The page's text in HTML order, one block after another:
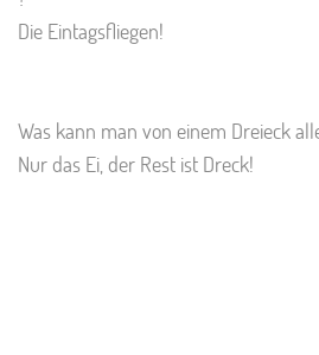
Die Eintagsfliegen!
Was kann man von einem Dreieck
Nur das Ei, der Rest ist Dreck!